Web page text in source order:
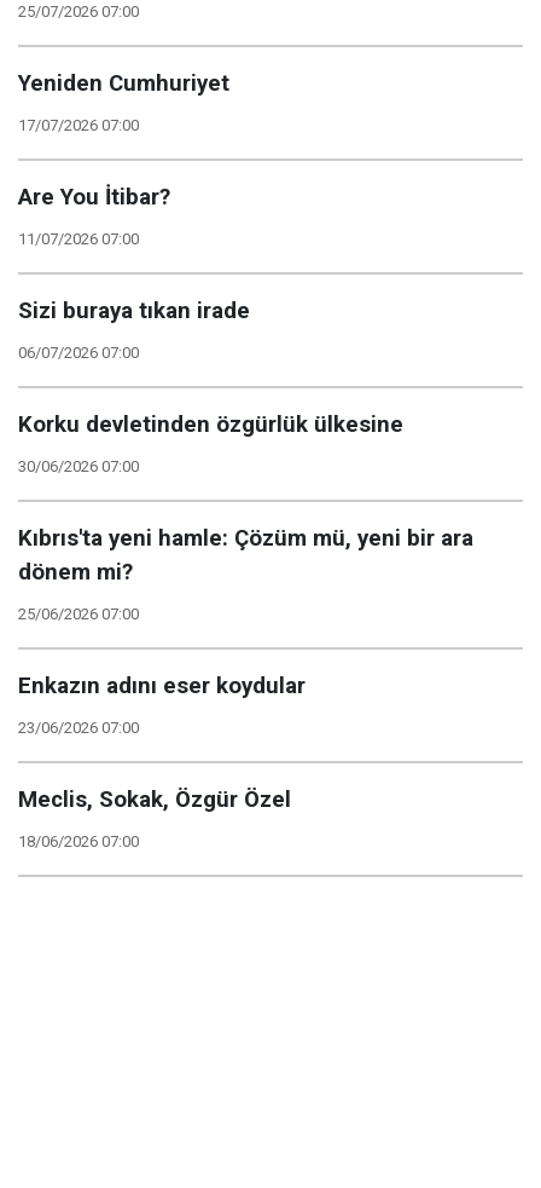
25/07/2026 07:00
Yeniden Cumhuriyet
17/07/2026 07:00
Are You İtibar?
11/07/2026 07:00
Sizi buraya tıkan irade
06/07/2026 07:00
Korku devletinden özgürlük ülkesine
30/06/2026 07:00
Kıbrıs'ta yeni hamle: Çözüm mü, yeni bir ara
dönem mi?
25/06/2026 07:00
Enkazın adını eser koydular
23/06/2026 07:00
Meclis, Sokak, Özgür Özel
18/06/2026 07:00